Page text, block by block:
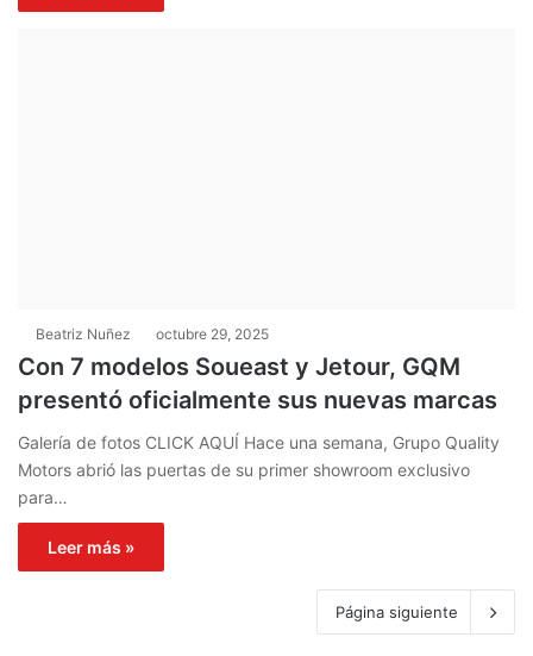
Beatriz Nuñez octubre 29, 2025
Con 7 modelos Soueast y Jetour, GQM
presentó oficialmente sus nuevas marcas
Galería de fotos CLICK AQUÍ Hace una semana, Grupo Quality
Motors abrió las puertas de su primer showroom exclusivo
para…
Leer más »
Página siguiente